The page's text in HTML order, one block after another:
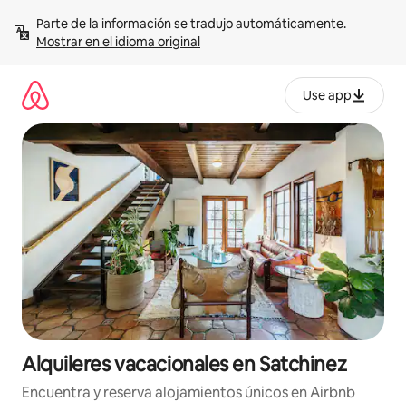
contenidoMostrar en el idioma original
Use app
Alquileres vacacionales en Satchinez
Encuentra y reserva alojamientos únicos en Airbnb